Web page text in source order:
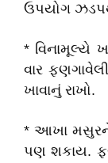
ઉપયોગ
* વિનામૂલ્યે
વાર
ખાવાનું રાખો.
* આખા મસુરને
પણ શકાય.